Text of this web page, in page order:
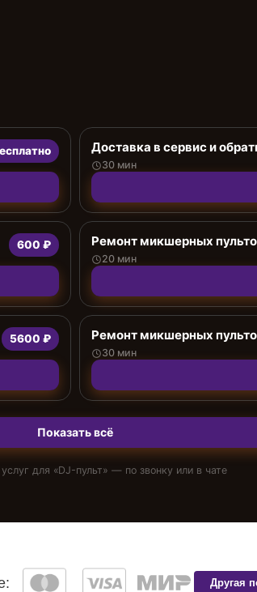
Доставка в сервис и
30 мин
600 ₽ Ремонт микшерных
20 мин
5600 ₽ Ремонт микшерных
30 мин
Показать всё
для «DJ-пульт» — по звонку или в чате
Другая